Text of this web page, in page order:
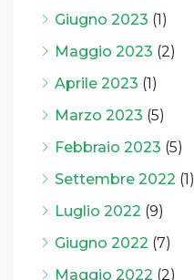
Giugno 2023 (1)
Maggio 2023 (2)
Aprile 2023 (1)
Marzo 2023 (5)
Febbraio 2023 (5)
Settembre 2022 (1)
Luglio 2022 (9)
Giugno 2022 (7)
Maggio 2022 (2)